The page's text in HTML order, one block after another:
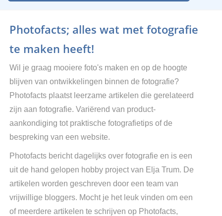
Photofacts; alles wat met fotografie
te maken heeft!
Wil je graag mooiere foto's maken en op de hoogte
blijven van ontwikkelingen binnen de fotografie?
Photofacts plaatst leerzame artikelen die gerelateerd
zijn aan fotografie. Variërend van product-
aankondiging tot praktische fotografietips of de
bespreking van een website.
Photofacts bericht dagelijks over fotografie en is een
uit de hand gelopen hobby project van Elja Trum. De
artikelen worden geschreven door een team van
vrijwillige bloggers. Mocht je het leuk vinden om een
of meerdere artikelen te schrijven op Photofacts,